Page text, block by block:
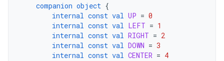
companion object {
internal const val UP = 0
internal const val LEFT = 1
internal const val RIGHT = 2
internal const val DOWN = 3
internal const val CENTER = 4